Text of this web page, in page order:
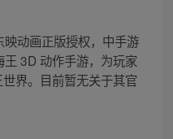
映动画正版授权，中手游
3D 动作手游，为玩家
界。目前暂无关于其官